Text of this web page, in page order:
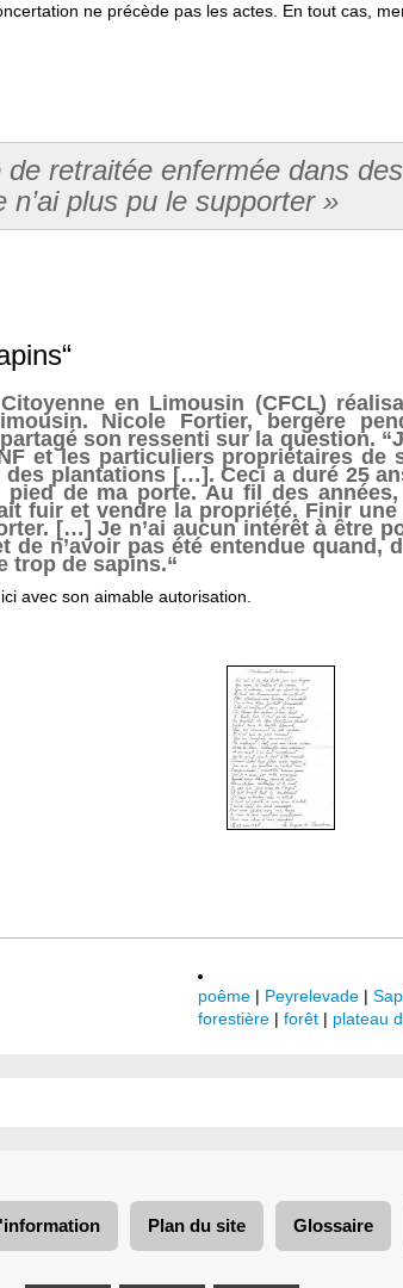
ne précède pas les actes. En tout cas,
retraitée enfermée dans
n’ai plus pu le supporter »
en Limousin (CFCL)
Nicole Fortier, bergère
son ressenti sur la question.
et les particuliers propriétaires de
plantations […]. Ceci a duré 25
pied de ma porte. Au fil des
fuir et vendre la propriété. Finir
[…] Je n’ai aucun intérêt à être
n’avoir pas été entendue quand,
trop de sapins.“
avec son aimable autorisation.
poême | Peyrelevade |
forestière | forêt | plateau
Plan du site Glossaire